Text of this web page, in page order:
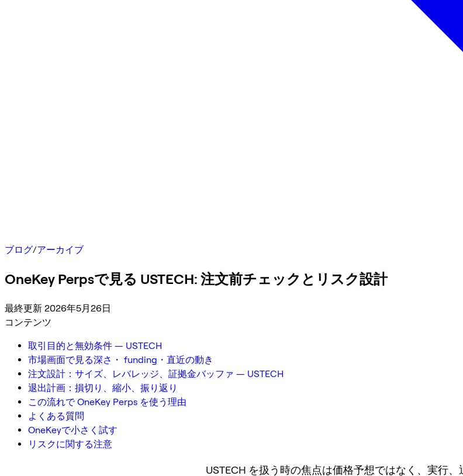
ブログ/アーカイブ
OneKey Perpsで見る USTECH: 注文前チェックとリスク設計
最終更新 2026年5月26日
コンテンツ
取引目的と無効条件 — USTECH
市場画面で見る深さ・ funding・直近の動き
注文設計：サイズ、レバレッジ、証拠金バッファ — USTECH
退出計画：損切り、縮小、振り返り
この流れで OneKey Perps を使う理由
よくある質問
OneKeyで小さく試す
リスクに関する注意
USTECH を扱う時の焦点は価格予想ではなく、実行